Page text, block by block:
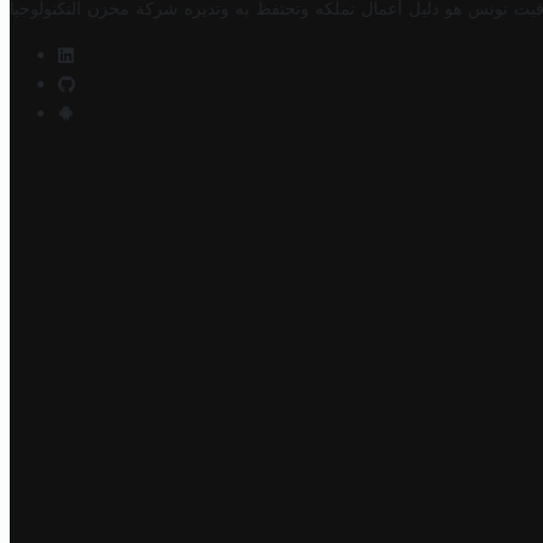
تونس هو دليل أعمال تملكه وتحتفظ به وتديره شركة مخزن التكنولوجيا